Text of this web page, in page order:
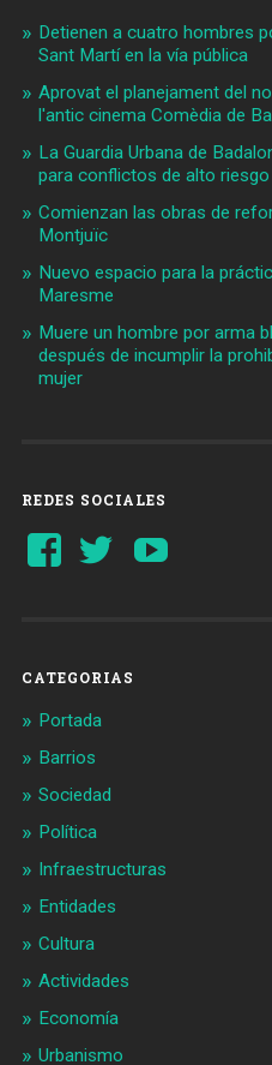
Detienen a cuatro hombres
Sant Martí en la vía pública
Aprovat el planejament del
l'antic cinema Comèdia de
La Guardia Urbana de
para conflictos de alto riesgo
Comienzan las obras de
Montjuïc
Nuevo espacio para la
Maresme
Muere un hombre por arma
después de incumplir la
mujer
REDES SOCIALES
Ver
perfil
Ver
perfil
CATEGORIAS
Portada
Barrios
Sociedad
Política
Infraestructuras
Entidades
Cultura
Actividades
Economía
Urbanismo